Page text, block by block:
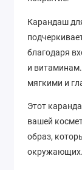
Карандаш
благодаря
и
мягкими и
Этот
вашей
образ,
окружающих.